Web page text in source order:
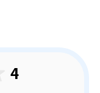
4